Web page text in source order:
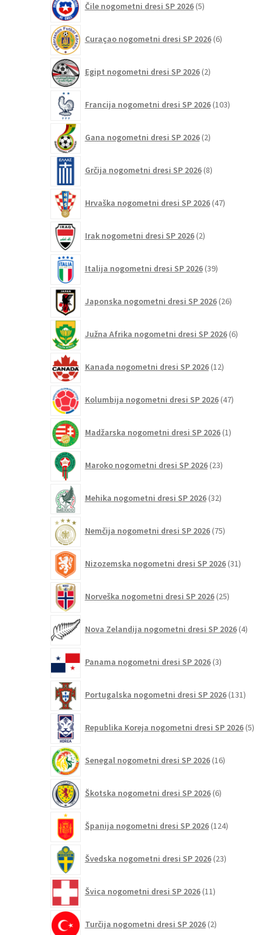
Čile nogometni dresi SP 2026 5izdelkov
Curaçao nogometni dresi SP 2026 6izdelkov
Egipt nogometni dresi SP 2026 2izdelka
Francija nogometni dresi SP 2026 103izdelki
Gana nogometni dresi SP 2026 2izdelka
Grčija nogometni dresi SP 2026 8izdelkov
Hrvaška nogometni dresi SP 2026 47izdelkov
Irak nogometni dresi SP 2026 2izdelka
Italija nogometni dresi SP 2026 39izdelkov
Japonska nogometni dresi SP 2026 26izdelkov
Južna Afrika nogometni dresi SP 2026 6izdelkov
Kanada nogometni dresi SP 2026 12izdelkov
Kolumbija nogometni dresi SP 2026 47izdelkov
Madžarska nogometni dresi SP 2026 1izdelek
Maroko nogometni dresi SP 2026 23izdelkov
Mehika nogometni dresi SP 2026 32izdelkov
Nemčija nogometni dresi SP 2026 75izdelkov
Nizozemska nogometni dresi SP 2026 31izdelkov
Norveška nogometni dresi SP 2026 25izdelkov
Nova Zelandija nogometni dresi SP 2026 4izdelki
Panama nogometni dresi SP 2026 3izdelki
Portugalska nogometni dresi SP 2026 131
Republika Koreja nogometni dresi SP 2026 5
Senegal nogometni dresi SP 2026 16izdelkov
Škotska nogometni dresi SP 2026 6izdelkov
Španija nogometni dresi SP 2026 124izdelkov
Švedska nogometni dresi SP 2026 23izdelkov
Švica nogometni dresi SP 2026 11izdelkov
Turčija nogometni dresi SP 2026 2izdelka